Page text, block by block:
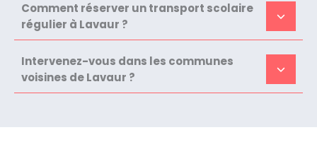
Comment réserver un transport scolaire
régulier à Lavaur ?
Intervenez-vous dans les communes
voisines de Lavaur ?